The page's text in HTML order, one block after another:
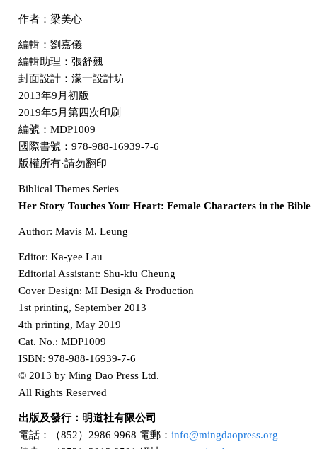
作者：梁美心
編輯：劉嘉儀
編輯助理：張舒翹
封面設計：濛一設計坊
2013年9月初版
2019年5月第四次印刷
編號： MDP1009
國際書號：978-988-16939-7-6
版權所有·請勿翻印
Biblical Themes Series
Her Story Touches Your Heart: Female Characters in the Bible
Author: Mavis M. Leung
Editor: Ka-yee Lau
Editorial Assistant: Shu-kiu Cheung
Cover Design: MI Design & Production
1st printing, September 2013
4th printing, May 2019
Cat. No.: MDP1009
ISBN: 978-988-16939-7-6
© 2013 by Ming Dao Press Ltd.
All Rights Reserved
出版及發行：明道社有限公司
電話：（852）2986 9968 電郵： info@mingdaopress.org